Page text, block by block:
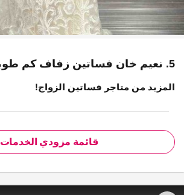
5. نعيم خان فساتين زفاف كم طوبل
المزيد من متاجر فساتين الزواج!
قائمة مزودي الخدمات